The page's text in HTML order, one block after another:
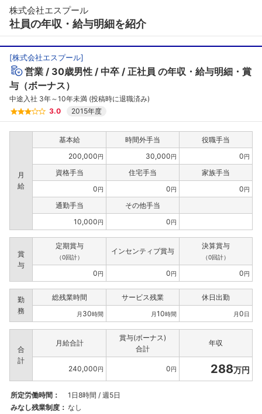
株式会社エスプール
社員の年収・給与明細を紹介
[株式会社エスプール]
営業 30歳男性 中卒 正社員 の年収・給与明細・賞
与（ボーナス）
中途入社 3年～10年未満 (投稿時に退職済み)
3.0
2015年度
月
給
基本給 時間外手当
役職手当
200,000円 30,000円 0円
資格手当 住宅手当
家族手当
0円 0円 0円
通勤手当
その他手当
10,000円 0円
賞
与
定期賞与
（0回計）
インセンティブ賞与
決算賞与
（0回計）
0円 0円 0円
勤
務
総残業時間 サービス残業 休日出勤
月 30時間 月10時間 月0日
合
計
月給合計
賞与(ボーナス)
合計
年収
240,000円 0円 288万円
所定労働時間：
1日8時間 / 週5日
みなし残業制度： なし